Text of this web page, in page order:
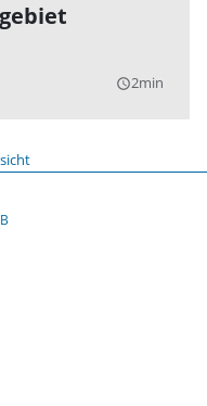
query_builder2min